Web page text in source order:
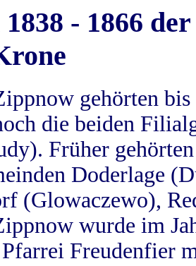
- 1866
gehörten
die beiden
Früher
Doderlage
(Glowaczewo),
wurde im
Pfarrei Freudenfier